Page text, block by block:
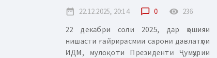
date_range 22.12.2025, 20:14 chat_bubble_outline 0 remove_red_eye 236
22 декабри соли 2025, дар ҳошияи
нишасти ғайрирасмии сарони давлатҳои
ИДМ, мулоқоти Президенти Ҷумҳурии